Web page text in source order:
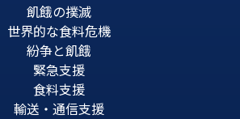
飢餓の撲滅
世界的な食料危機
紛争と飢餓
緊急支援
食料支援
輸送・通信支援